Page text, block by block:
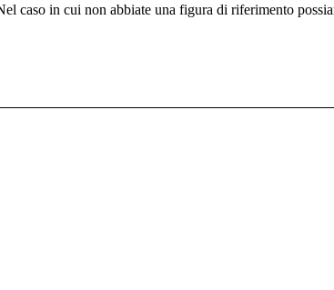
caso in cui non abbiate una figura di riferimento